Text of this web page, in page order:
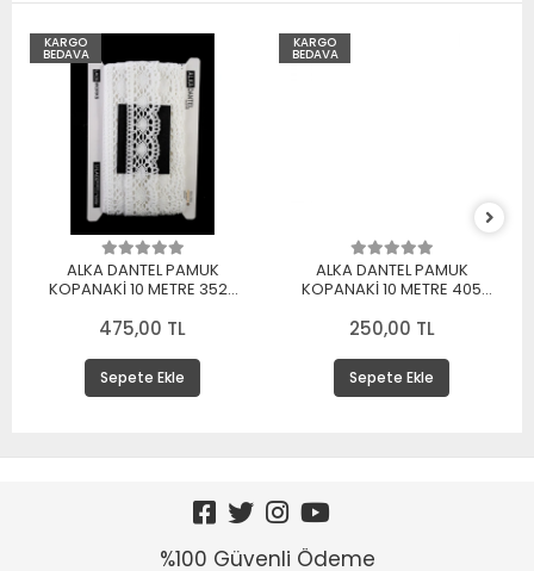
KARGO
BEDAVA
ALKA DANTEL PAMUK
KOPANAKİ 10 METRE 3520
475,00 TL
Sepete Ekle
KARGO
BEDAVA
ALKA DANTEL PAMUK
KOPANAKİ 10 METRE 405
250,00 TL
Sepete Ekle
%100 Güvenli Ödeme